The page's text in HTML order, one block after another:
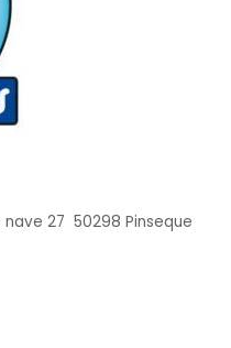
27 50298 Pinseque